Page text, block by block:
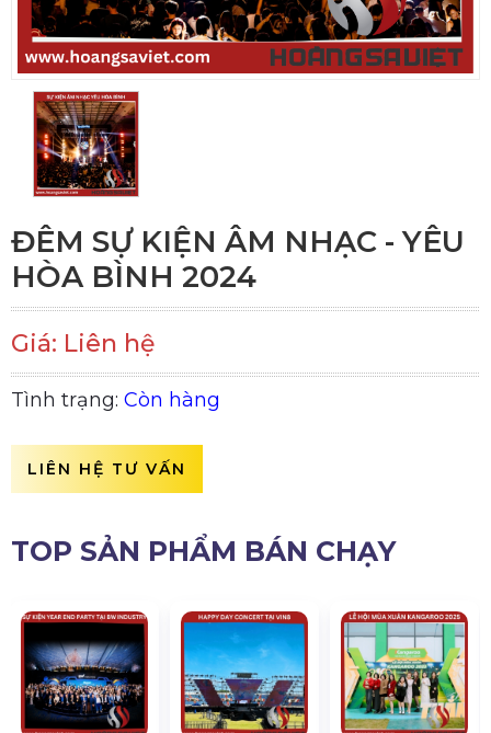
ĐÊM SỰ KIỆN ÂM NHẠC - YÊU
HÒA BÌNH 2024
Giá: Liên hệ
Tình trạng: Còn hàng
LIÊN HỆ TƯ VẤN
TOP SẢN PHẨM BÁN CHẠY